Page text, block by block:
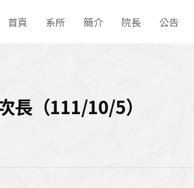
首頁 系所 簡介 院長 公告
長（111/10/5）